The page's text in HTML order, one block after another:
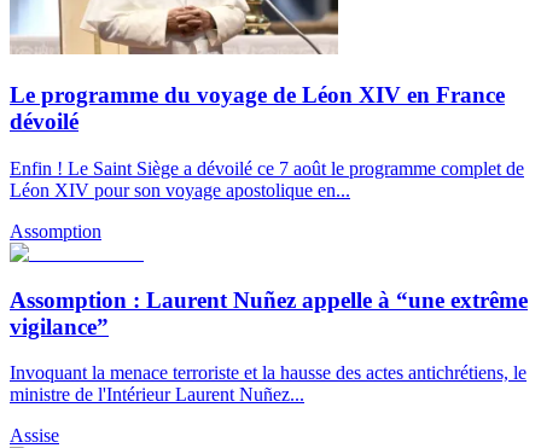
Le programme du voyage de Léon XIV en France
dévoilé
Enfin ! Le Saint Siège a dévoilé ce 7 août le programme complet de
Léon XIV pour son voyage apostolique en...
Assomption
Assomption : Laurent Nuñez appelle à “une extrême
vigilance”
Invoquant la menace terroriste et la hausse des actes antichrétiens, le
ministre de l'Intérieur Laurent Nuñez...
Assise